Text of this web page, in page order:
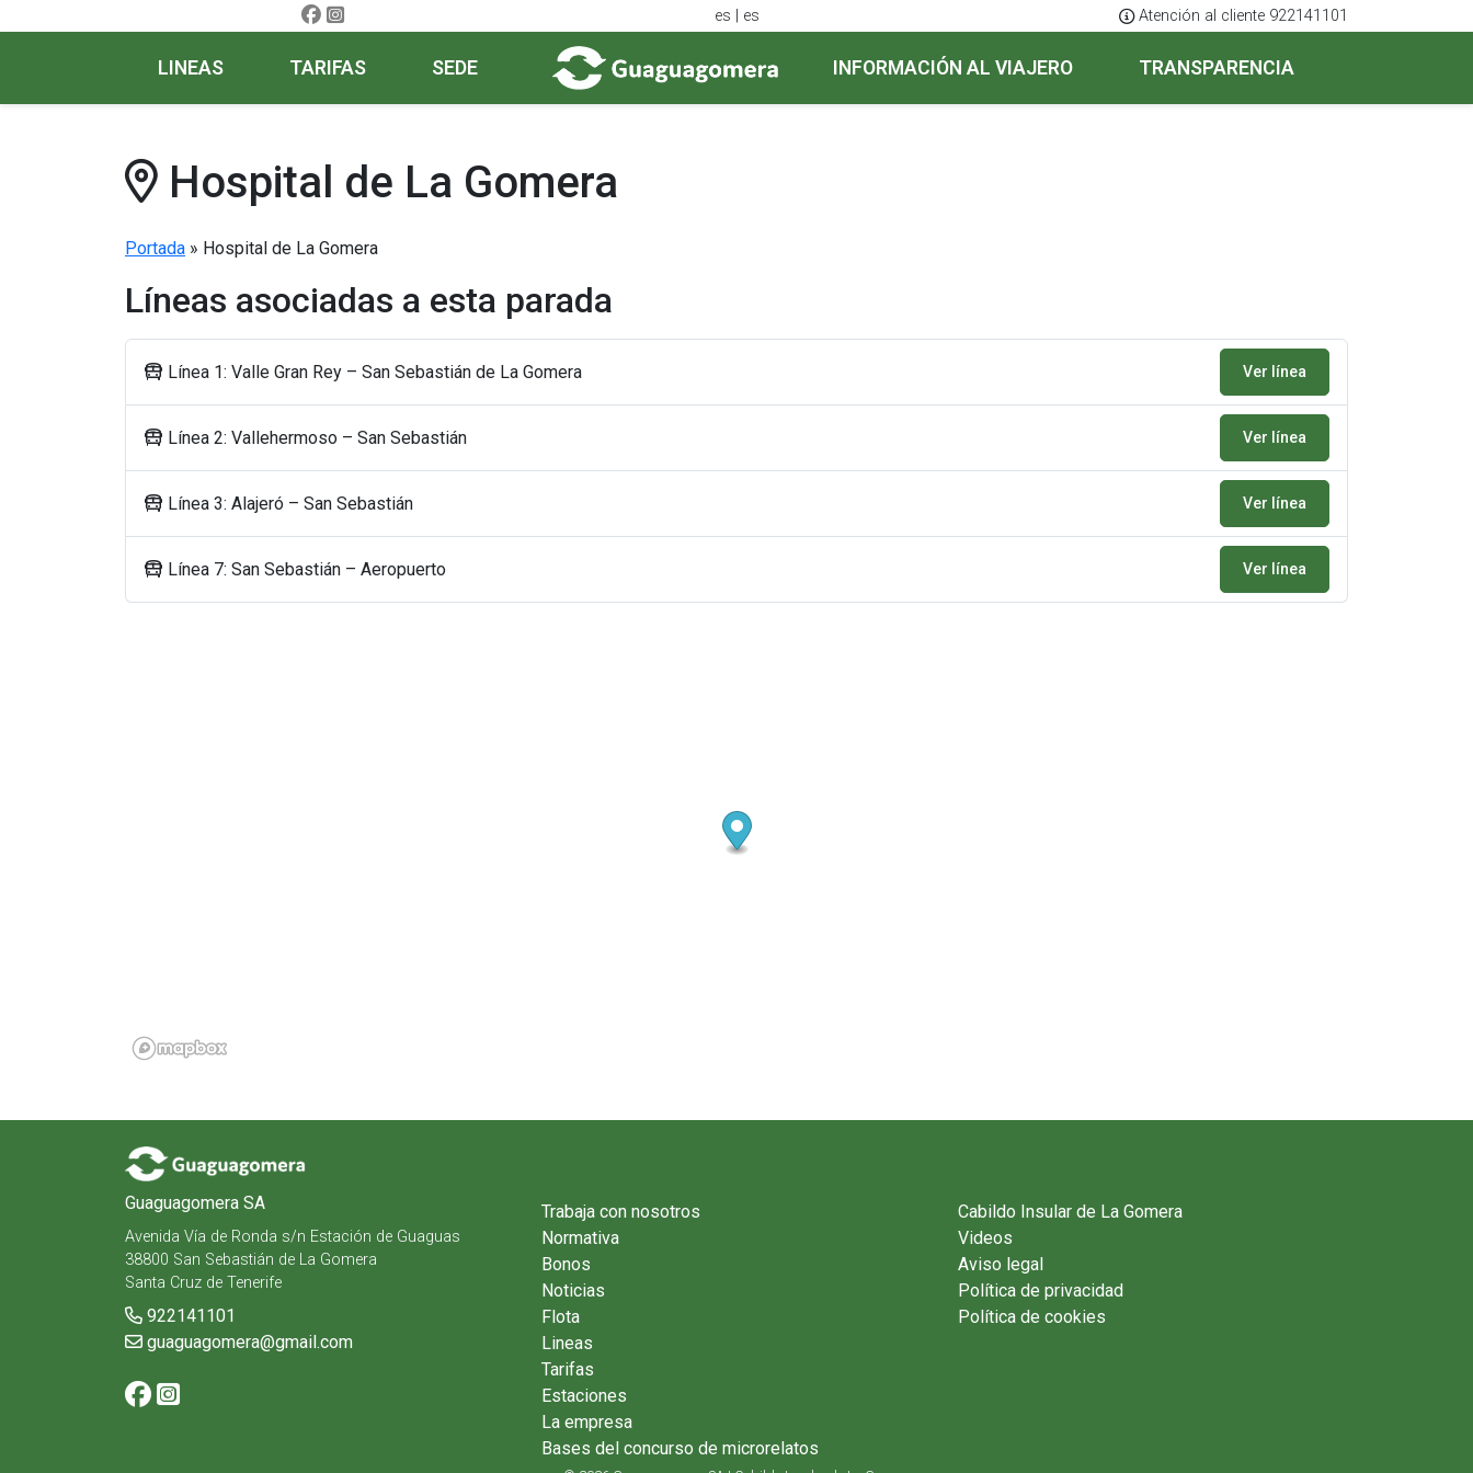
es | es Atención al cliente 922141101
LINEAS TARIFAS SEDE INFORMACIÓN AL VIAJERO TRANSPARENCIA
Hospital de La Gomera
Portada » Hospital de La Gomera
Líneas asociadas a esta parada
Línea 1: Valle Gran Rey – San Sebastián de La Gomera Ver línea
Línea 2: Vallehermoso – San Sebastián Ver línea
Línea 3: Alajeró – San Sebastián Ver línea
Línea 7: San Sebastián – Aeropuerto Ver línea
Guaguagomera SA
Avenida Vía de Ronda s/n Estación de Guaguas
38800 San Sebastián de La Gomera
Santa Cruz de Tenerife
922141101
guaguagomera@gmail.com
Trabaja con nosotros
Normativa
Bonos
Noticias
Flota
Lineas
Tarifas
Estaciones
La empresa
Bases del concurso de microrelatos
Cabildo Insular de La Gomera
Videos
Aviso legal
Política de privacidad
Política de cookies